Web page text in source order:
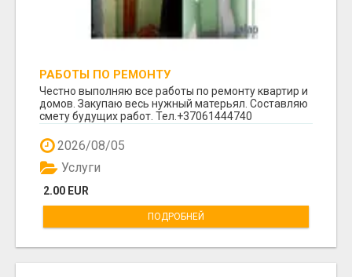
РАБОТЫ ПО РЕМОНТУ
Честно выполняю все работы по ремонту квартир и
домов. Закупаю весь нужный матерьял. Составляю
смету будущих работ. Тел.+37061444740
2026/08/05
2.00 EUR
Услуги
ПОДРОБНЕЙ